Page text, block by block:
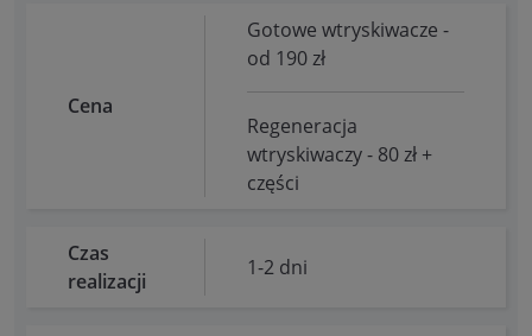
Cena
Gotowe wtryskiwacze -
od 190 zł
Regeneracja
wtryskiwaczy - 80 zł +
części
Czas
realizacji
1-2 dni